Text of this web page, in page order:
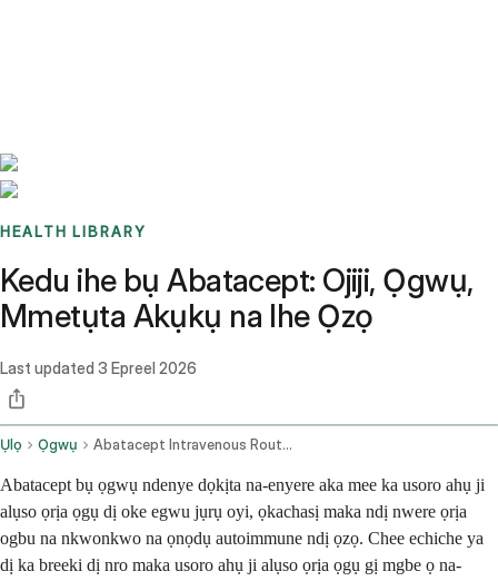
HEALTH LIBRARY
Kedu ihe bụ Abatacept: Ojiji, Ọgwụ,
Mmetụta Akụkụ na Ihe Ọzọ
Last updated 3 Epreel 2026
Ụlọ Ọgwụ Abatacept Intravenous Route Subcutaneous Route
Abatacept bụ ọgwụ ndenye dọkịta na-enyere aka mee ka usoro ahụ ji
alụso ọrịa ọgụ dị oke egwu jụrụ oyi, ọkachasị maka ndị nwere ọrịa
ogbu na nkwonkwo na ọnọdụ autoimmune ndị ọzọ. Chee echiche ya
dị ka breeki dị nro maka usoro ahụ ji alụso ọrịa ọgụ gị mgbe ọ na-